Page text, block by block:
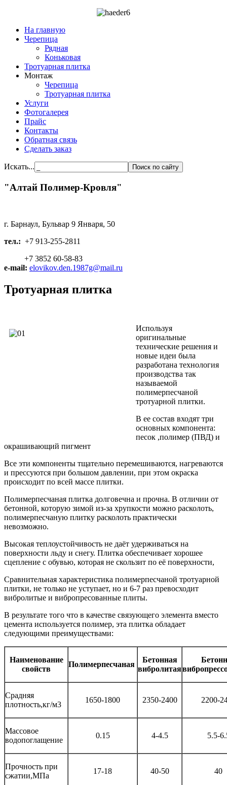
На главную
Черепица
Рядная
Коньковая
Тротуарная плитка
Монтаж
Черепица
Тротуарная плитка
Услуги
Фотогалерея
Прайс
Контакты
Обратная связь
Сделать заказ
Искать...
"Алтай Полимер-Кровля"
г. Барнаул, Бульвар 9 Января, 50
тел.: +7 913-255-2811
+7 3852 60-58-83
e-mail: elovikov.den.1987g@mail.ru
Тротуарная плитка
Используя
оригинальные
технические решения и
новые идеи была
разработана технология
производства так
называемой
полимерпесчаной
тротуарной плитки.
В ее состав входят три
основных компонента:
песок ,полимер (ПВД) и
окрашивающий пигмент
Все эти компоненты тщательно перемешиваются, нагреваются
и прессуются при большом давлении, при этом окраска
происходит по всей массе плитки.
Полимерпесчаная плитка долговечна и прочна. В отличии от
бетонной, которую зимой из-за хрупкости можно расколоть,
полимерпесчаную плитку расколоть практически
невозможно.
Высокая теплоустойчивость не даёт удерживаться на
поверхности льду и снегу. Плитка обеспечивает хорошее
сцепление с обувью, которая не скользит по её поверхности,
Сравнительная характеристика полимерпесчаной тротуарной
плитки, не только не уступает, но и 6-7 раз превосходит
вибролитые и вибропресованные плиты.
В результате того что в качестве связующего элемента вместо
цемента используется полимер, эта плитка обладает
следующими преимуществами:
Наименование
свойств
Полимерпесчаная
Бетонная
вибролитая
Срадняя
плотность,кг/м3
1650-1800 2350-2400 2200-
Массовое
водопоглащение
0.15 4-4.5 5.5-
Прочность при
сжатии,МПа
17-18 40-50 40